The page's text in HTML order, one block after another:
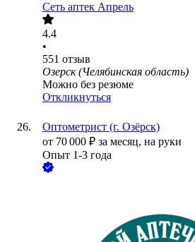
Сеть аптек Апрель
4.4
•
551 отзыв
Озерск (Челябинская область)
Можно без резюме
Откликнуться
Оптометрист (г. Озёрск)
от 70 000 ₽ за месяц, на руки
Опыт 1-3 года